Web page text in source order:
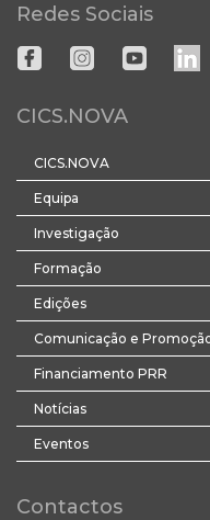
Redes Sociais
CICS.NOVA
CICS.NOVA
Equipa
Investigação
Formação
Edições
Comunicação e
Financiamento PRR
Notícias
Eventos
Contactos